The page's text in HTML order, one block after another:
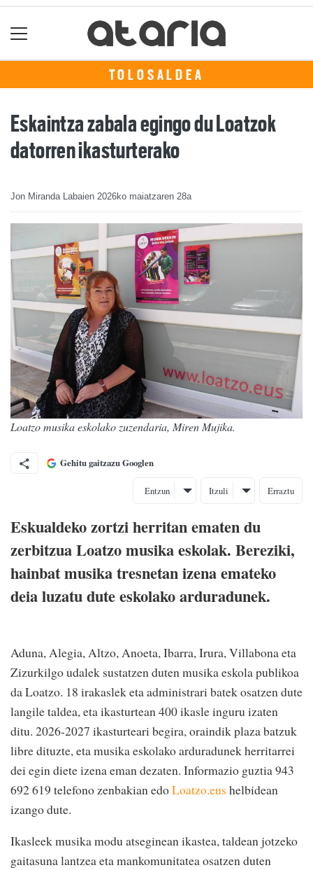
TOLOSALDEA
Eskaintza zabala egingo du Loatzok
datorren ikasturterako
Jon Miranda Labaien 2026ko maiatzaren 28a
Loatzo musika eskolako zuzendaria, Miren Mujika.
Gehitu gaitzazu Googlen
Entzun Itzuli Erraztu
Eskualdeko zortzi herritan ematen du
zerbitzua Loatzo musika eskolak. Bereziki,
hainbat musika tresnetan izena emateko
deia luzatu dute eskolako arduradunek.
Aduna, Alegia, Altzo, Anoeta, Ibarra, Irura, Villabona eta
Zizurkilgo udalek sustatzen duten musika eskola publikoa
da Loatzo. 18 irakaslek eta administrari batek osatzen dute
langile taldea, eta ikasturtean 400 ikasle inguru izaten
ditu. 2026-2027 ikasturteari begira, oraindik plaza batzuk
libre dituzte, eta musika eskolako arduradunek herritarrei
dei egin diete izena eman dezaten. Informazio guztia 943
692 619 telefono zenbakian edoLoatzo.eus helbidean
izango dute.
Ikasleek musika modu atseginean ikastea, taldean jotzeko
gaitasuna lantzea eta mankomunitatea osatzen duten